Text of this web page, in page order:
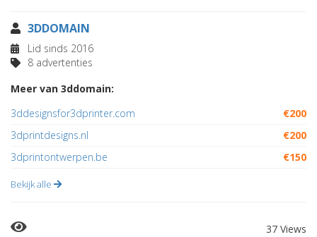
3DDOMAIN
Lid sinds 2016
8 advertenties
Meer van 3ddomain:
3ddesignsfor3dprinter.com
€200
3dprintdesigns.nl
€200
3dprintontwerpen.be
€150
Bekijk alle
37 Views